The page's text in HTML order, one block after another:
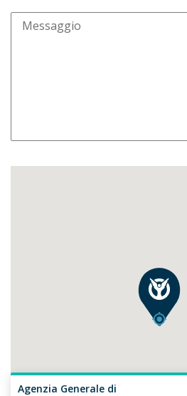
Messaggio
Agenzia Generale di